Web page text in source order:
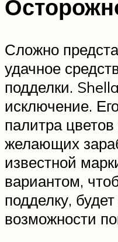
Сложно
удачное
подделки.
исключение.
палитра
желающих
известной
вариантом,
подделку,
возможности